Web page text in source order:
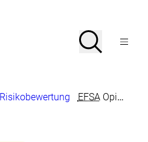
Suche
SucheMenü
EFSAOpinion on the safety of Lipid extract from Euphausia superba